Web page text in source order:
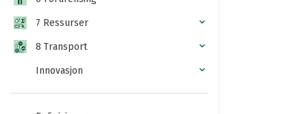
7 Ressurser
8 Transport
Innovasjon